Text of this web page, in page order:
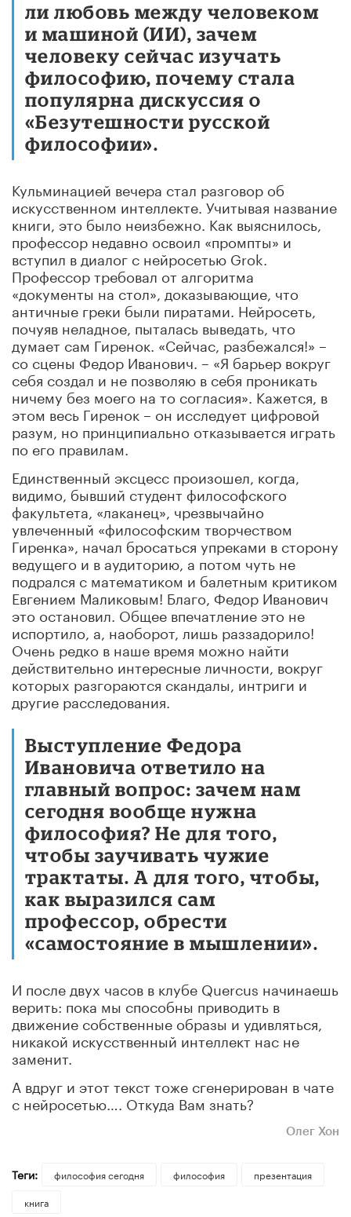
ли любовь между человеком
и машиной (ИИ), зачем
человеку сейчас изучать
философию, почему стала
популярна дискуссия о
«Безутешности русской
философии».
Кульминацией вечера стал разговор об
искусственном интеллекте. Учитывая название
книги, это было неизбежно. Как выяснилось,
профессор недавно освоил «промпты» и
вступил в диалог с нейросетью Grok.
Профессор требовал от алгоритма
«документы на стол», доказывающие, что
античные греки были пиратами. Нейросеть,
почуяв неладное, пыталась выведать, что
думает сам Гиренок. «Сейчас, разбежался!» –
со сцены Федор Иванович. – «Я барьер вокруг
себя создал и не позволяю в себя проникать
ничему без моего на то согласия» . Кажется, в
этом весь Гиренок – он исследует цифровой
разум, но принципиально отказывается играть
по его правилам.
Единственный эксцесс произошел, когда,
видимо, бывший студент философского
факультета, «лаканец», чрезвычайно
увлеченный «философским творчеством
Гиренка», начал бросаться упреками в сторону
ведущего и в аудиторию, а потом чуть не
подрался с математиком и балетным критиком
Евгением Маликовым! Благо, Федор Иванович
это остановил. Общее впечатление это не
испортило, а, наоборот, лишь раззадорило!
Очень редко в наше время можно найти
действительно интересные личности, вокруг
которых разгораются скандалы, интриги и
другие расследования.
Выступление Федора
Ивановича ответило на
главный вопрос: зачем нам
сегодня вообще нужна
философия? Не для того,
чтобы заучивать чужие
трактаты. А для того, чтобы,
как выразился сам
профессор, обрести
«самостояние в мышлении».
И после двух часов в клубе Quercus начинаешь
верить: пока мы способны приводить в
движение собственные образы и удивляться,
никакой искусственный интеллект нас не
заменит.
А вдруг и этот текст тоже сгенерирован в чате
с нейросетью…. Откуда Вам знать?
Олег Хон
Теги: философия сегодня философия
презентация
книга